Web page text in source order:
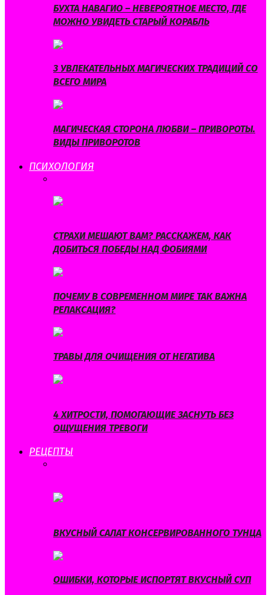
БУХТА НАВАГИО – НЕВЕРОЯТНОЕ МЕСТО, ГДЕ
МОЖНО УВИДЕТЬ СТАРЫЙ КОРАБЛЬ
3 УВЛЕКАТЕЛЬНЫХ МАГИЧЕСКИХ ТРАДИЦИЙ СО
ВСЕГО МИРА
МАГИЧЕСКАЯ СТОРОНА ЛЮБВИ – ПРИВОРОТЫ.
ВИДЫ ПРИВОРОТОВ
ПСИХОЛОГИЯ
СТРАХИ МЕШАЮТ ВАМ? РАССКАЖЕМ, КАК
ДОБИТЬСЯ ПОБЕДЫ НАД ФОБИЯМИ
ПОЧЕМУ В СОВРЕМЕННОМ МИРЕ ТАК ВАЖНА
РЕЛАКСАЦИЯ?
ТРАВЫ ДЛЯ ОЧИЩЕНИЯ ОТ НЕГАТИВА
4 ХИТРОСТИ, ПОМОГАЮЩИЕ ЗАСНУТЬ БЕЗ
ОЩУЩЕНИЯ ТРЕВОГИ
РЕЦЕПТЫ
ВКУСНЫЙ САЛАТ КОНСЕРВИРОВАННОГО ТУНЦА
ОШИБКИ, КОТОРЫЕ ИСПОРТЯТ ВКУСНЫЙ СУП